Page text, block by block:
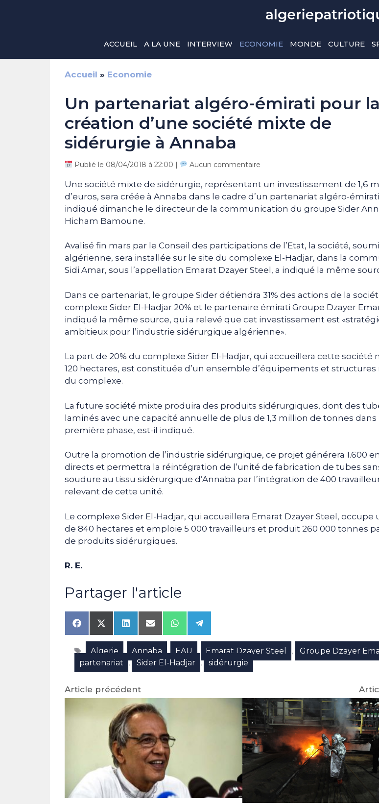
ACCUEIL A LA UNE INTERVIEW ECONOMIE MONDE CULTURE
Accueil » Economie
Un partenariat algéro-émirati pour la
création d’une société mixte de
sidérurgie à Annaba
Publié le 08/04/2018 à 22:00 | Aucun commentaire
Une société mixte de sidérurgie, représentant un investissement de 1,6
d’euros, sera créée à Annaba dans le cadre d’un partenariat algéro-
indiqué dimanche le directeur de la communication du groupe Sider
Hicham Bamoune.
Avalisé fin mars par le Conseil des participations de l’Etat, la société,
algérienne, sera installée sur le site du complexe El-Hadjar, dans la
Sidi Amar, sous l’appellation Emarat Dzayer Steel, a indiqué la même
Dans ce partenariat, le groupe Sider détiendra 31% des actions de la
complexe Sider El-Hadjar 20% et le partenaire émirati Groupe Dzayer
indiqué la même source, qui a relevé que cet investissement est
ambitieux pour l’industrie sidérurgique algérienne».
La part de 20% du complexe Sider El-Hadjar, qui accueillera cette société
120 hectares, est constituée d’un ensemble d’équipements et structures
du complexe.
La future société mixte produira des produits sidérurgiques, dont des
laminés avec une capacité annuelle de plus de 1,3 million de tonnes dans
première phase, est-il indiqué.
Outre la promotion de l’industrie sidérurgique, ce projet générera 1.600
directs et permettra la réintégration de l’unité de fabrication de tubes
soudure au tissu sidérurgique d’Annaba par l’intégration de 400
relevant de cette unité.
Le complexe Sider El-Hadjar, qui accueillera Emarat Dzayer Steel, occupe
de 840 hectares et emploie 5 000 travailleurs et produit 260 000 tonnes
de produits sidérurgiques.
R. E.
Partager l'article
Share
on
Facebook
Share
on
X
(Twitter)
Share
on
LinkedIn
Share
on
Email
Share
on
WhatsApp
Share
on
Telegram
Étiquettes
Algerie , Annaba , EAU , Emarat Dzayer Steel , Groupe Dzayer
partenariat , Sider El-Hadjar , sidérurgie
Article précédent